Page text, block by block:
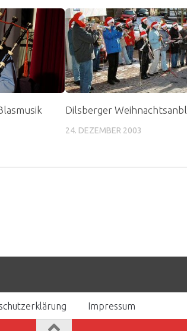
Dilsberger
24. DEZEMBER 2003
Impressum